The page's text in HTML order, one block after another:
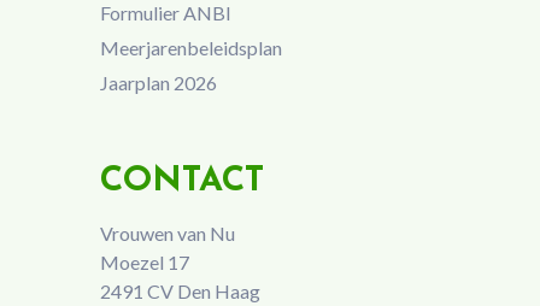
Formulier ANBI
Meerjarenbeleidsplan
Jaarplan 2026
CONTACT
Vrouwen van Nu
Moezel 17
2491 CV Den Haag